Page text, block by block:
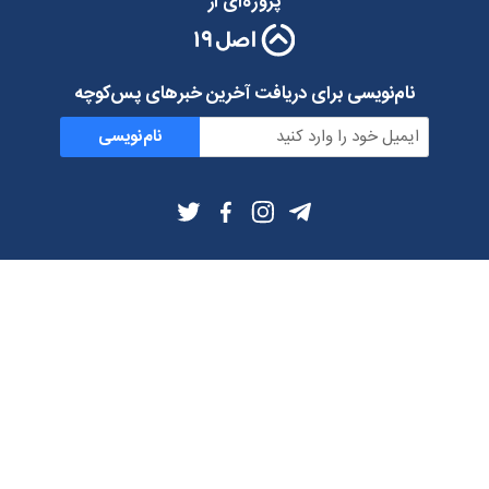
نام‌نویسی برای دریافت آخرین خبرهای پس‌کوچه
نام‌نویسی